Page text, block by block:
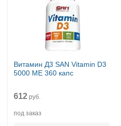
Витамин Д3 SAN Vitamin D3
5000 МЕ 360 капс
612 руб.
под заказ